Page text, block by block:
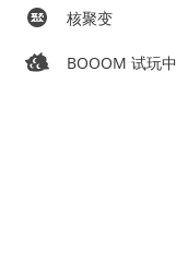
核聚变
BOOOM 试玩中